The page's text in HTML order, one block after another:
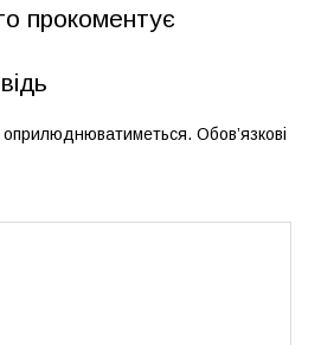
прокоментує
Обов’язкові